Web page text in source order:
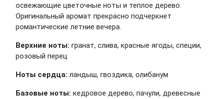
освежающие цветочные ноты и теплое дерево.
Оригинальный аромат прекрасно подчеркнет
романтические летние вечера.
Верхние ноты: гранат, слива, красные ягоды, специи,
розовый перец
Ноты сердца: ландыш, гвоздика, олибанум
Базовые ноты: кедровое дерево, пачули, древесные